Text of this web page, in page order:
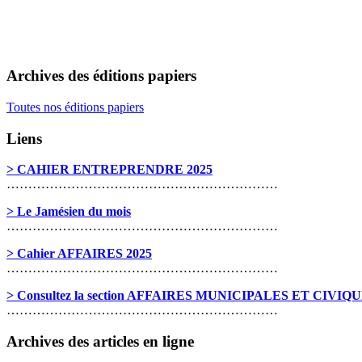
Archives des éditions papiers
Toutes nos éditions papiers
Liens
> CAHIER ENTREPRENDRE 2025
………………………………………………………
> Le Jamésien du mois
………………………………………………………
> Cahier AFFAIRES 2025
………………………………………………………
> Consultez la section AFFAIRES MUNICIPALES ET
………………………………………………………
Archives des articles en ligne